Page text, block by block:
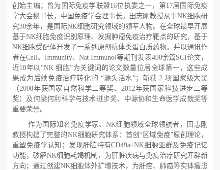
创始主编；曾为国际免疫学联盟16位执委之一，第17届国际免疫
学大会秘书长，中国免疫学会理事长。田志刚教授从事NK细胞研
究30余年，是国际NK细胞研究领域的领军人物。在全球最早开展
基于NK细胞免疫识别原理、发掘肿瘤免疫治疗靶点的研究，基于
NK细胞受配体开发了一系列原创抗体类蛋白质药物。并以通讯作
者在Cell 、 Immunity、Nat Immunol等期刊发表400余篇SCI论文，
近10年以“NK细胞”为关键词的论文数量位居全球第一，这些成
果成为后续免疫治疗转化的 “源头活水”；斩获 2 项国家级大奖
（ 2008年获国家自然科学二等奖、 2012年获国家科技进步二等
奖）及何梁何利科学与技术进步奖、中源协和生命医学成就奖等
重要荣誉。
作为国际知名免疫学家、 NK细胞领域全球领航者，田志刚
教授构建了完整的NK细胞研究体系：首创“区域免疫”原创理论，
重塑免疫学认知；发现肝脏特有CD49a+NK细胞亚群及免疫记忆
功能，破解NK细胞耗竭机制，为肝脏疾病与免疫治疗研究开辟新
方向；通过创建NK细胞体外扩增技术，为肝癌、肺癌等实体瘤患